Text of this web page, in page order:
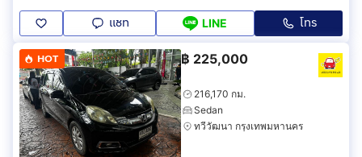
แชท LINE โทร
HOT ฿ 225,000
216,170 กม.
Sedan
ทวีวัฒนา กรุงเทพมหานคร